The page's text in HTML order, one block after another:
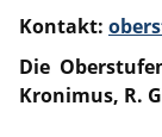
Kontakt:
Die
Kronimus, R.